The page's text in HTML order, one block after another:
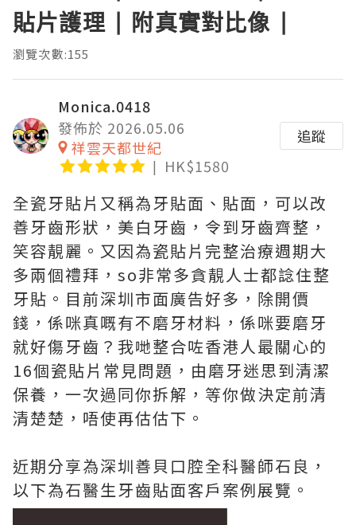
貼片護理 | 附真實對比像 |
瀏覽次數:155
Monica.0418
發佈於 2026.05.06
祥雲天都世紀
HK$1580
追蹤
全瓷牙貼片又稱為牙貼面、貼面，可以改
善牙齒形狀，美白牙齒，令到牙齒齊整，
笑容靚麗。又因為瓷貼片完整治療週期大
多兩個禮拜，so非常多貪靚人士都諗住整
牙貼。目前深圳市面廣告好多，除開價
錢，係咪真嘅有不磨牙材料，係咪要磨牙
就好傷牙齒？我哋整合咗香港人最關心的
16個瓷貼片常見問題，由磨牙迷思到清潔
保養，一次過同你拆解，等你做決定前清
清楚楚，唔使再估估下。
近期分享為深圳善貝口腔全科醫師石良，
以下為石醫生牙齒貼面客戶案例展覽。